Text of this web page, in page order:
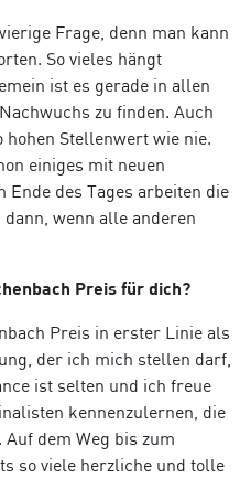
Frage, denn man kann
So vieles hängt
ist es gerade in allen
zu finden. Auch
hohen Stellenwert wie nie.
einiges mit neuen
des Tages arbeiten die
wenn alle anderen
Preis für dich?
Preis in erster Linie als
der ich mich stellen darf,
ist selten und ich freue
kennenzulernen, die
dem Weg bis zum
so viele herzliche und tolle